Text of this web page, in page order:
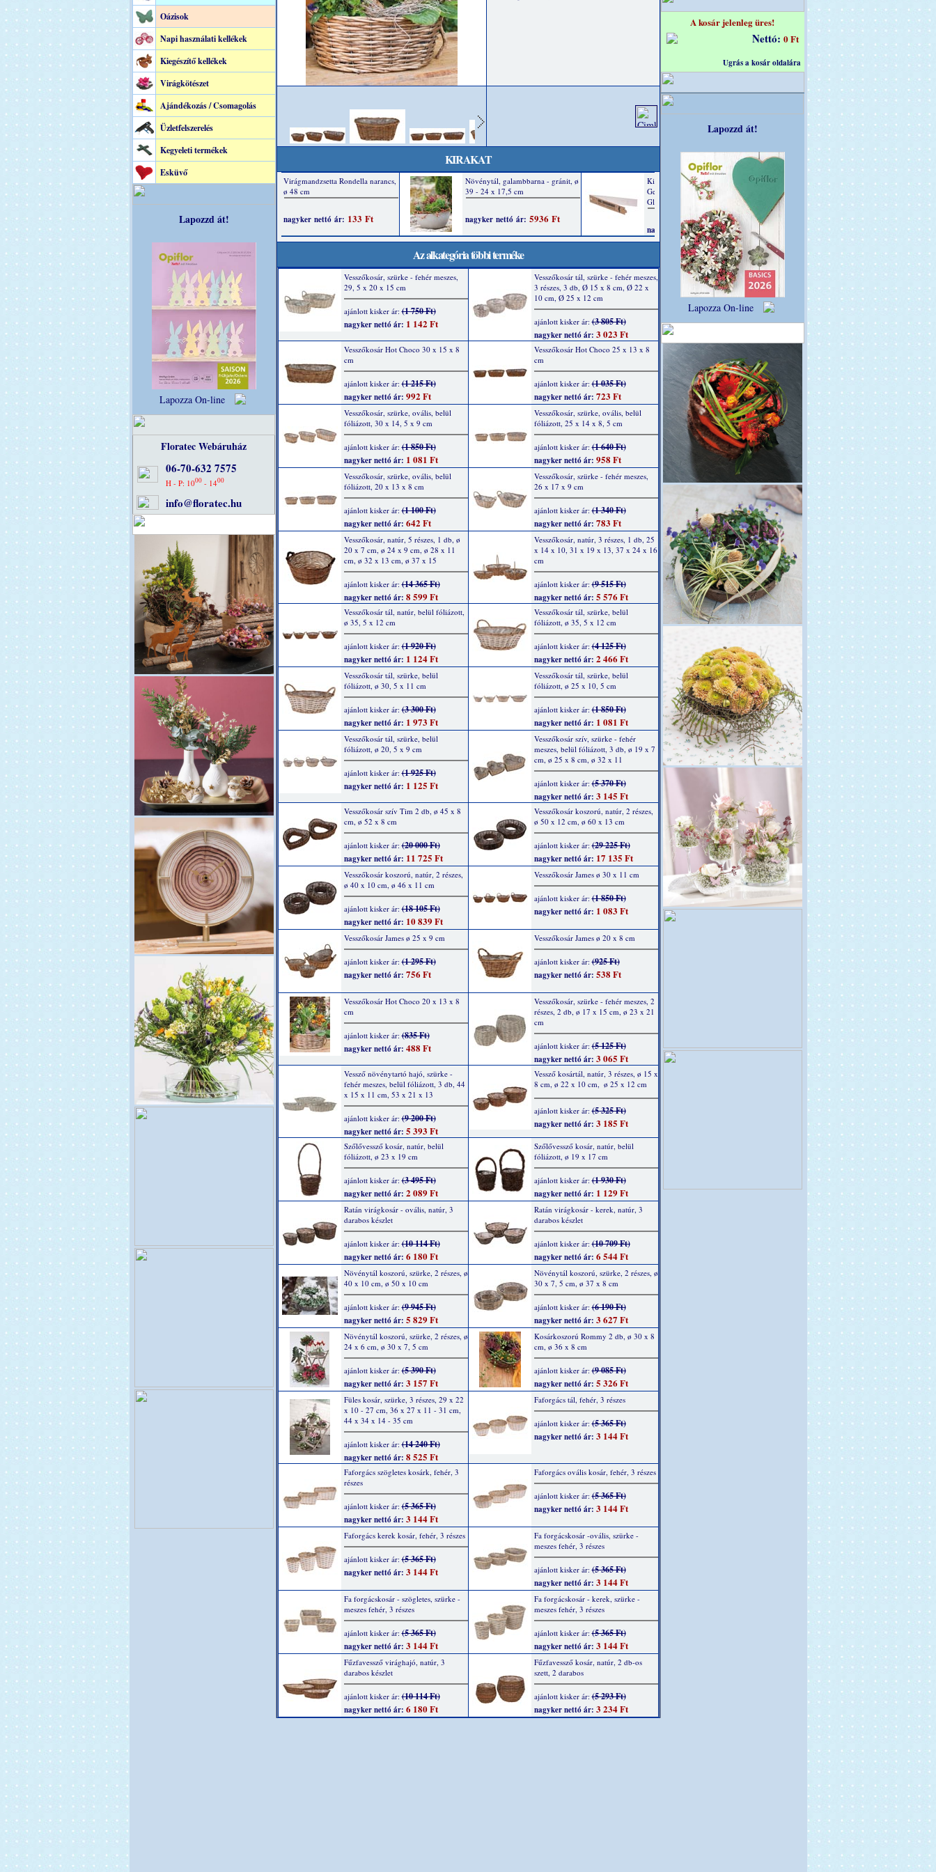
Oázisok
Napi használati kellékek
Kiegészítő kellékek
Virágkötészet
Ajándékozás / Csomagolás
Üzletfelszerelés
Kegyeleti termékek
Esküvő
Lapozzd át!
Lapozza On-line
Floratec Webáruház
06-70-632 7575
H - P: 1000 - 1400
info@floratec.hu
KIRAKAT
Az alkategória többi terméke
Vesszőkosár, szürke - fehér meszes,
29, 5 x 20 x 15 cm
ajánlott kisker ár:(1 750 Ft)
nagyker nettó ár: 1 142 Ft
Vesszőkosár tál, szürke - fehér meszes,
3 részes, 3 db, Ø 15 x 8 cm, Ø 22 x
10 cm, Ø 25 x 12 cm
ajánlott kisker ár:(3 805 Ft)
nagyker nettó ár: 3 023 Ft
Vesszőkosár Hot Choco 30 x 15 x 8
cm
ajánlott kisker ár:(1 215 Ft)
nagyker nettó ár: 992 Ft
Vesszőkosár Hot Choco 25 x 13 x 8
cm
ajánlott kisker ár:(1 035 Ft)
nagyker nettó ár: 723 Ft
Vesszőkosár, szürke, ovális, belül
fóliázott, 30 x 14, 5 x 9 cm
ajánlott kisker ár:(1 850 Ft)
nagyker nettó ár: 1 081 Ft
Vesszőkosár, szürke, ovális, belül
fóliázott, 25 x 14 x 8, 5 cm
ajánlott kisker ár:(1 640 Ft)
nagyker nettó ár: 958 Ft
Vesszőkosár, szürke, ovális, belül
fóliázott, 20 x 13 x 8 cm
ajánlott kisker ár:(1 100 Ft)
nagyker nettó ár: 642 Ft
Vesszőkosár, szürke - fehér meszes,
26 x 17 x 9 cm
ajánlott kisker ár:(1 340 Ft)
nagyker nettó ár: 783 Ft
Vesszőkosár, natúr, 5 részes, 1 db, ø
20 x 7 cm, ø 24 x 9 cm, ø 28 x 11
cm, ø 32 x 13 cm, ø 37 x 15
ajánlott kisker ár:(14 365 Ft)
nagyker nettó ár: 8 599 Ft
Vesszőkosár, natúr, 3 részes, 1 db, 25
x 14 x 10, 31 x 19 x 13, 37 x 24 x 16
cm
ajánlott kisker ár:(9 515 Ft)
nagyker nettó ár: 5 576 Ft
Vesszőkosár tál, natúr, belül fóliázott,
ø 35, 5 x 12 cm
ajánlott kisker ár:(1 920 Ft)
nagyker nettó ár: 1 124 Ft
Vesszőkosár tál, szürke, belül
fóliázott, ø 35, 5 x 12 cm
ajánlott kisker ár:(4 125 Ft)
nagyker nettó ár: 2 466 Ft
Vesszőkosár tál, szürke, belül
fóliázott, ø 30, 5 x 11 cm
ajánlott kisker ár:(3 300 Ft)
nagyker nettó ár: 1 973 Ft
Vesszőkosár tál, szürke, belül
fóliázott, ø 25 x 10, 5 cm
ajánlott kisker ár:(1 850 Ft)
nagyker nettó ár: 1 081 Ft
Vesszőkosár tál, szürke, belül
fóliázott, ø 20, 5 x 9 cm
ajánlott kisker ár:(1 925 Ft)
nagyker nettó ár: 1 125 Ft
Vesszőkosár szív, szürke - fehér
meszes, belül fóliázott, 3 db, ø 19 x 7
cm, ø 25 x 8 cm, ø 32 x 11
ajánlott kisker ár:(5 370 Ft)
nagyker nettó ár: 3 145 Ft
Vesszőkosár szív Tim 2 db, ø 45 x 8
cm, ø 52 x 8 cm
ajánlott kisker ár:(20 000 Ft)
nagyker nettó ár: 11 725 Ft
Vesszőkosár koszorú, natúr, 2 részes,
ø 50 x 12 cm, ø 60 x 13 cm
ajánlott kisker ár:(29 225 Ft)
nagyker nettó ár: 17 135 Ft
Vesszőkosár koszorú, natúr, 2 részes,
ø 40 x 10 cm, ø 46 x 11 cm
ajánlott kisker ár:(18 105 Ft)
nagyker nettó ár: 10 839 Ft
Vesszőkosár James ø 30 x 11 cm
ajánlott kisker ár:(1 850 Ft)
nagyker nettó ár: 1 083 Ft
Vesszőkosár James ø 25 x 9 cm
ajánlott kisker ár:(1 295 Ft)
nagyker nettó ár: 756 Ft
Vesszőkosár James ø 20 x 8 cm
ajánlott kisker ár:(925 Ft)
nagyker nettó ár: 538 Ft
Vesszőkosár Hot Choco 20 x 13 x 8
cm
ajánlott kisker ár:(835 Ft)
nagyker nettó ár: 488 Ft
Vesszőkosár, szürke - fehér meszes, 2
részes, 2 db, ø 17 x 15 cm, ø 23 x 21
cm
ajánlott kisker ár:(5 125 Ft)
nagyker nettó ár: 3 065 Ft
Vessző növénytartó hajó, szürke -
fehér meszes, belül fóliázott, 3 db, 44
x 15 x 11 cm, 53 x 21 x 13
ajánlott kisker ár:(9 200 Ft)
nagyker nettó ár: 5 393 Ft
Vessző kosártál, natúr, 3 részes, ø 15 x
8 cm, ø 22 x 10 cm,  ø 25 x 12 cm
ajánlott kisker ár:(5 325 Ft)
nagyker nettó ár: 3 185 Ft
Szőlővessző kosár, natúr, belül
fóliázott, ø 23 x 19 cm
ajánlott kisker ár:(3 495 Ft)
nagyker nettó ár: 2 089 Ft
Szőlővessző kosár, natúr, belül
fóliázott, ø 19 x 17 cm
ajánlott kisker ár:(1 930 Ft)
nagyker nettó ár: 1 129 Ft
Ratán virágkosár - ovális, natúr, 3
darabos készlet
ajánlott kisker ár:(10 114 Ft)
nagyker nettó ár: 6 180 Ft
Ratán virágkosár - kerek, natúr, 3
darabos készlet
ajánlott kisker ár:(10 709 Ft)
nagyker nettó ár: 6 544 Ft
Növénytál koszorú, szürke, 2 részes, ø
40 x 10 cm, ø 50 x 10 cm
ajánlott kisker ár:(9 945 Ft)
nagyker nettó ár: 5 829 Ft
Növénytál koszorú, szürke, 2 részes, ø
30 x 7, 5 cm, ø 37 x 8 cm
ajánlott kisker ár:(6 190 Ft)
nagyker nettó ár: 3 627 Ft
Növénytál koszorú, szürke, 2 részes, ø
24 x 6 cm, ø 30 x 7, 5 cm
ajánlott kisker ár:(5 390 Ft)
nagyker nettó ár: 3 157 Ft
Kosárkoszorú Rommy 2 db, ø 30 x 8
cm, ø 36 x 8 cm
ajánlott kisker ár:(9 085 Ft)
nagyker nettó ár: 5 326 Ft
Füles kosár, szürke, 3 részes, 29 x 22
x 10 - 27 cm, 36 x 27 x 11 - 31 cm,
44 x 34 x 14 - 35 cm
ajánlott kisker ár:(14 240 Ft)
nagyker nettó ár: 8 525 Ft
Faforgács tál, fehér, 3 részes
ajánlott kisker ár:(5 365 Ft)
nagyker nettó ár: 3 144 Ft
Faforgács szögletes kosárk, fehér, 3
részes
ajánlott kisker ár:(5 365 Ft)
nagyker nettó ár: 3 144 Ft
Faforgács ovális kosár, fehér, 3 részes
ajánlott kisker ár:(5 365 Ft)
nagyker nettó ár: 3 144 Ft
Faforgács kerek kosár, fehér, 3 részes
ajánlott kisker ár:(5 365 Ft)
nagyker nettó ár: 3 144 Ft
Fa forgácskosár -ovális, szürke -
meszes fehér, 3 részes
ajánlott kisker ár:(5 365 Ft)
nagyker nettó ár: 3 144 Ft
Fa forgácskosár - szögletes, szürke -
meszes fehér, 3 részes
ajánlott kisker ár:(5 365 Ft)
nagyker nettó ár: 3 144 Ft
Fa forgácskosár - kerek, szürke -
meszes fehér, 3 részes
ajánlott kisker ár:(5 365 Ft)
nagyker nettó ár: 3 144 Ft
Fűzfavessző virághajó, natúr, 3
darabos készlet
ajánlott kisker ár:(10 114 Ft)
nagyker nettó ár: 6 180 Ft
Fűzfavessző kosár, natúr, 2 db-os
szett, 2 darabos
ajánlott kisker ár:(5 293 Ft)
nagyker nettó ár: 3 234 Ft
A kosár jelenleg üres!
Nettó: 0 Ft
Ugrás a kosár oldalára
Lapozzd át!
Lapozza On-line